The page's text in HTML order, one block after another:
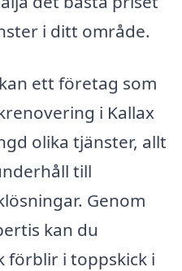
i ditt område.
ett företag som
i Kallax
olika tjänster, allt
till
Genom
kan du
förblir i toppskick i